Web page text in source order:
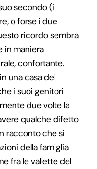
secondo (i
o forse i due
ricordo sembra
in maniera
confortante.
una casa del
i suoi genitori
due volte la
qualche difetto
racconto che si
della famiglia
fra le vallette del